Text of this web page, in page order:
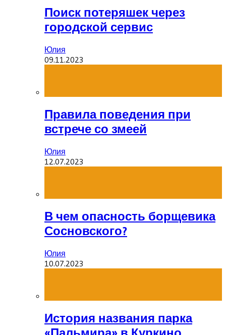
Поиск потеряшек через
городской сервис
Юлия
09.11.2023
Правила поведения при
встрече со змеей
Юлия
12.07.2023
В чем опасность борщевика
Сосновского?
Юлия
10.07.2023
История названия парка